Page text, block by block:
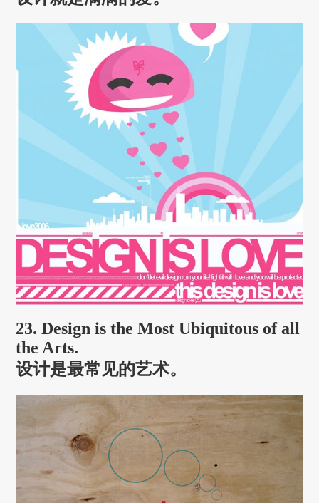
23. Design is the Most Ubiquitous of all
the Arts.
设计是最常见的艺术。